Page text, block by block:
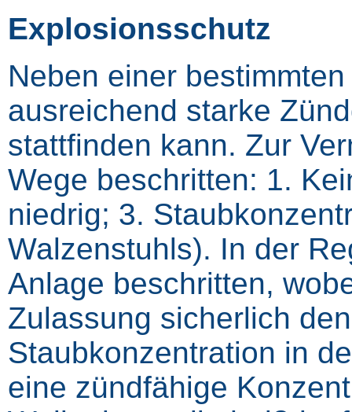
Explosionsschutz
Neben einer
ausreichend starke
stattfinden kann. Zur
Wege beschritten: 1.
niedrig; 3.
Walzenstuhls). In der
Anlage beschritten,
Zulassung sicherlich
Staubkonzentration in
eine zündfähige